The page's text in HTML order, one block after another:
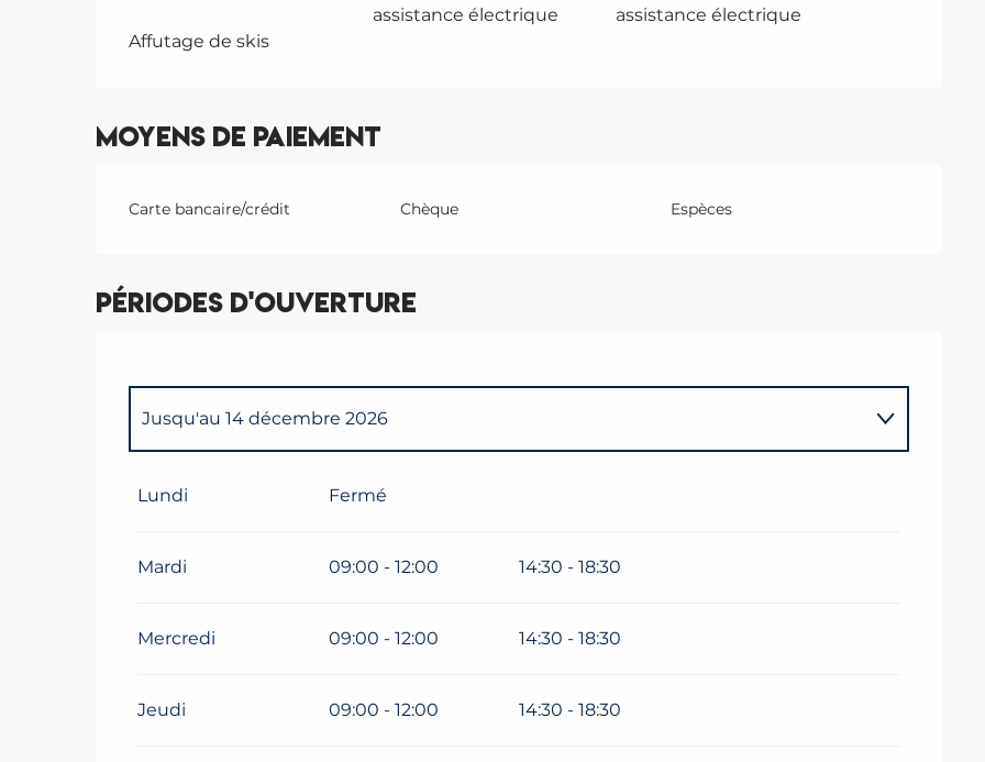
assistance électrique
assistance électrique
Affutage de skis
Moyens de paiement
Carte bancaire/crédit Chèque Espèces
Périodes d'ouverture
Jusqu'au 14 décembre 2026
Lundi Fermé
Mardi 09:00 - 12:00 14:30 - 18:30
Mercredi 09:00 - 12:00 14:30 - 18:30
Jeudi 09:00 - 12:00 14:30 - 18:30